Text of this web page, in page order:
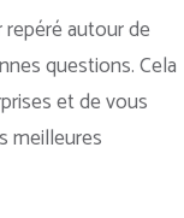
autour de
questions. Cela
et de vous
meilleures